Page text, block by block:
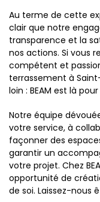
Au terme de cette
clair que notre
transparence et la
nos actions. Si vous
compétent et
terrassement à
loin : BEAM est là
Notre équipe
votre service, à
façonner des
garantir un
votre projet. Chez
opportunité de
de soi. Laissez-nous